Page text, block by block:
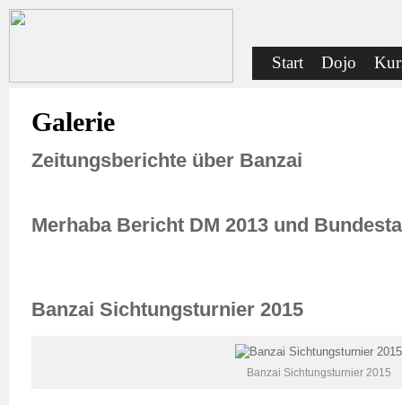
Start Dojo
Galerie
Zeitungsberichte über Banzai
Merhaba Bericht DM 2013 und
Banzai Sichtungsturnier 2015
Banzai Sichtungsturnier 2015